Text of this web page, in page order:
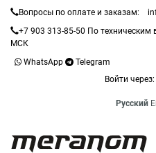
Вопросы по оплате и заказам:
+7 903 313-85-50 По техническим
МСК
WhatsApp
Telegram
Войти через:
Русский